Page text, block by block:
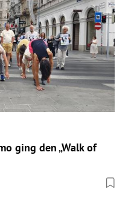
ging den „Walk of